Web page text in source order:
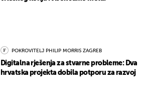
POKROVITELJ PHILIP MORRIS ZAGREB
Digitalna rješenja za stvarne probleme: Dva
hrvatska projekta dobila potporu za razvoj